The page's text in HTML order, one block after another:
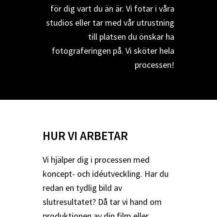
för dig vart du än är. Vi fotar i våra
studios eller tar med vår utrustning
till platsen du önskar ha
fotograferingen på. Vi sköter hela
processen!
HUR VI ARBETAR
Vi hjälper dig i processen med
koncept- och idéutveckling. Har du
redan en tydlig bild av
slutresultatet? Då tar vi hand om